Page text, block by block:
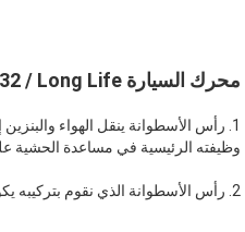
محرك السيارة OEM 4D32 / Long Life برأس الأسطوانة لمركبات MITSUBISHI
1. رأس الأسطوانة ينقل الهواء
وظيفته الرئيسية في مساعدة
2. رأس الأسطوانة الذي نقوم بتركيبه يكون قويًا وصلبًا لتوزيع قوى الغاز المؤثرة على الرأس بشكل موحد قدر الإمكان عبر كتلة المحرك.